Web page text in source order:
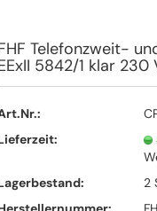
Konto erstellen
Passwort
Telefonzweit-
5842/1 klar 230
2